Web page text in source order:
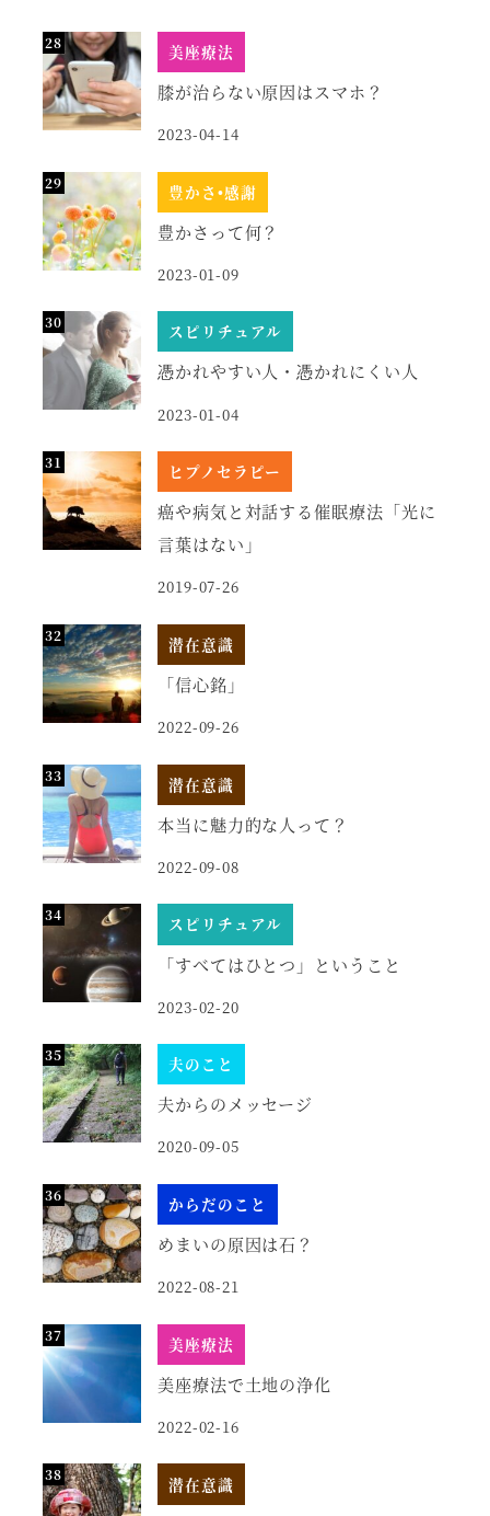
美座療法
膝が治らない原因はスマホ？
2023-04-14
豊かさ•感謝
豊かさって何？
2023-01-09
スピリチュアル
憑かれやすい人・憑かれにくい人
2023-01-04
ヒプノセラピー
癌や病気と対話する催眠療法「光に
言葉はない」
2019-07-26
潜在意識
「信心銘」
2022-09-26
潜在意識
本当に魅力的な人って？
2022-09-08
スピリチュアル
「すべてはひとつ」ということ
2023-02-20
夫のこと
夫からのメッセージ
2020-09-05
からだのこと
めまいの原因は石？
2022-08-21
美座療法
美座療法で土地の浄化
2022-02-16
潜在意識